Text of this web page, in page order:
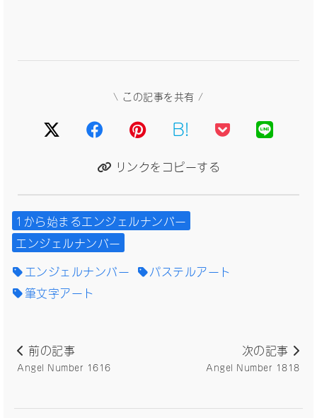
\ この記事を共有 /
B!
リンクをコピーする
1から始まるエンジェルナンバー
エンジェルナンバー
エンジェルナンバー
パステルアート
筆文字アート
前の記事
Angel Number 1616
次の記事
Angel Number 1818